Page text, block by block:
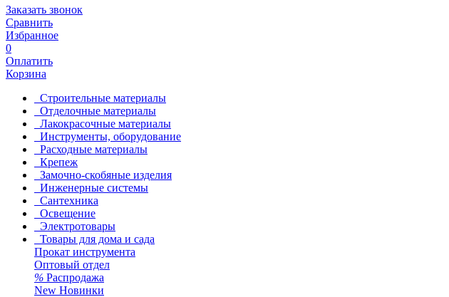
Заказать звонок
Сравнить
Избранное
0
Оплатить
Корзина
Строительные материалы
Отделочные материалы
Лакокрасочные материалы
Инструменты, оборудование
Расходные материалы
Крепеж
Замочно-скобяные изделия
Инженерные системы
Сантехника
Освещение
Электротовары
Товары для дома и сада
Прокат инструмента
Оптовый отдел
% Распродажа
New Новинки